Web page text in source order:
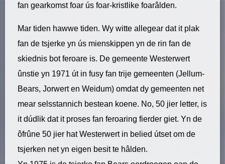
fan gearkomst foar ús foar-kristlike foarâlden.
Mar tiden hawwe tiden. Wy witte allegear dat it plak
fan de tsjerke yn ús mienskippen yn de rin fan de
skiednis bot feroare is. De gemeente Westerwert
ûnstie yn 1971 út in fusy fan trije gemeenten (Jellum-
Bears, Jorwert en Weidum) omdat dy gemeenten net
mear selsstannich bestean koene. No, 50 jier letter, is
it dúdlik dat it proses fan feroaring fierder giet. Yn de
ôfrûne 50 jier hat Westerwert in belied útset om de
tsjerken net yn eigen besit te hâlden.